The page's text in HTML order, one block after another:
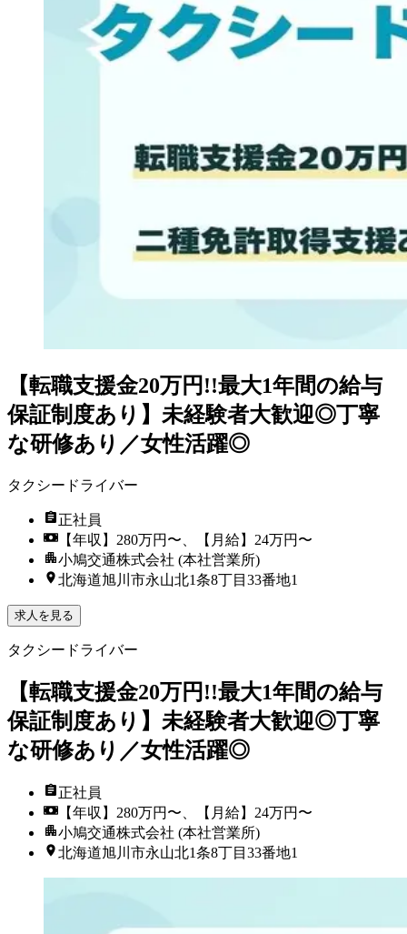
【転職支援金20万円!!最大1年間の給与
保証制度あり】未経験者大歓迎◎丁寧
な研修あり／女性活躍◎
タクシードライバー
正社員
【年収】280万円〜、【月給】24万円〜
小鳩交通株式会社 (本社営業所)
北海道旭川市永山北1条8丁目33番地1
求人を見る
タクシードライバー
【転職支援金20万円!!最大1年間の給与
保証制度あり】未経験者大歓迎◎丁寧
な研修あり／女性活躍◎
正社員
【年収】280万円〜、【月給】24万円〜
小鳩交通株式会社 (本社営業所)
北海道旭川市永山北1条8丁目33番地1